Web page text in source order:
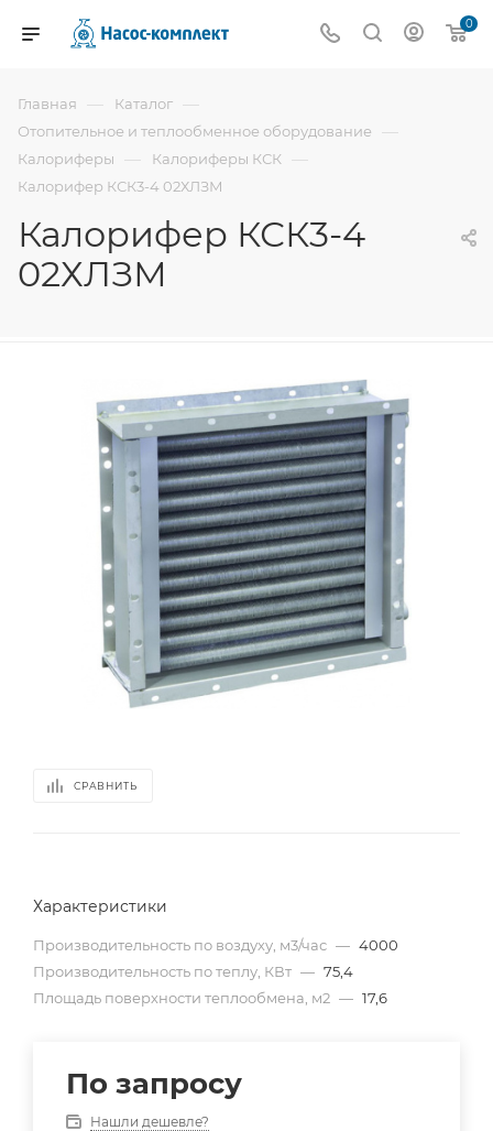
0
Главная — Каталог —
Отопительное и теплообменное оборудование —
Калориферы — Калориферы КСК —
Калорифер КСК3-4 02ХЛЗМ
Калорифер КСК3-4
02ХЛЗМ
СРАВНИТЬ
Характеристики
Производительность по воздуху, м3/час — 4000
Производительность по теплу, КВт — 75,4
Площадь поверхности теплообмена, м2 — 17,6
По запросу
Нашли дешевле?